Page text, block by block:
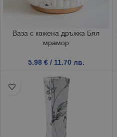
Ваза с кожена дръжка Бял
мрамор
5.98 € / 11.70 лв.